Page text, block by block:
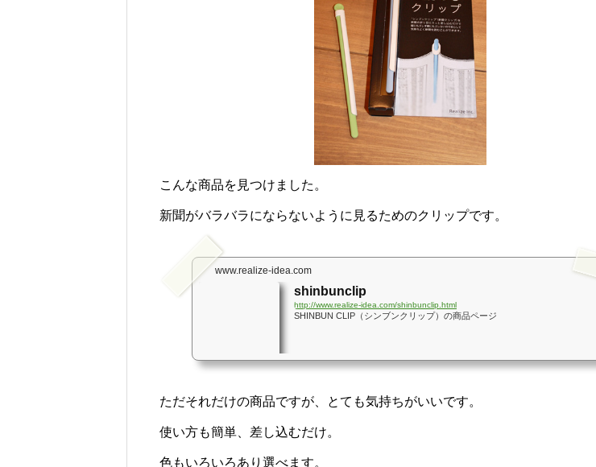
こんな商品を見つけました。
新聞がバラバラにならないように見るためのクリップです。
www.realize-idea.com
shinbunclip
http://www.realize-idea.com/shinbunclip.html
SHINBUN CLIP（シンブンクリップ）の商品ページ
ただそれだけの商品ですが、とても気持ちがいいです。
使い方も簡単、差し込むだけ。
色もいろいろあり選べます。